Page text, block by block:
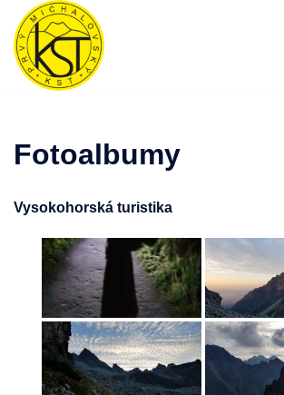
Preskočiť
obsah
Fotoalbumy
Vysokohorská turistika